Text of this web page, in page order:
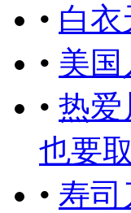
• 白
• 美
• 热爱
也要
• 寿司